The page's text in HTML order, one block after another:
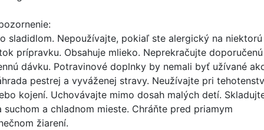
sladidlom. Nepoužívajte, pokiaľ ste alergický na
prípravku. Obsahuje mlieko. Neprekračujte doporučenú
dávku. Potravinové doplnky by nemali byť užívané
pestrej a vyváženej stravy. Neužívajte pri
kojení. Uchovávajte mimo dosah malých detí.
suchom a chladnom mieste. Chráňte pred priamym
žiarení.